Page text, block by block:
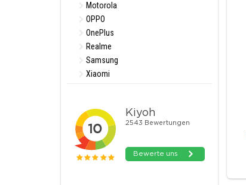
Motorola
OPPO
OnePlus
Realme
Samsung
Xiaomi